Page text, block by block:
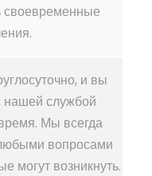
своевременные
и вы
нашей службой
Мы всегда
вопросами
могут возникнуть.